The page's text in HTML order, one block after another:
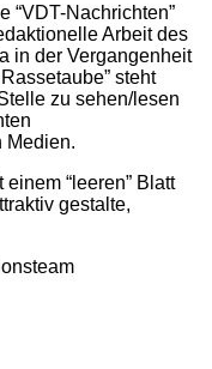
“VDT-Nachrichten”
Arbeit des
in der Vergangenheit
steht
zu sehen/lesen
Medien.
“leeren” Blatt
gestalte,